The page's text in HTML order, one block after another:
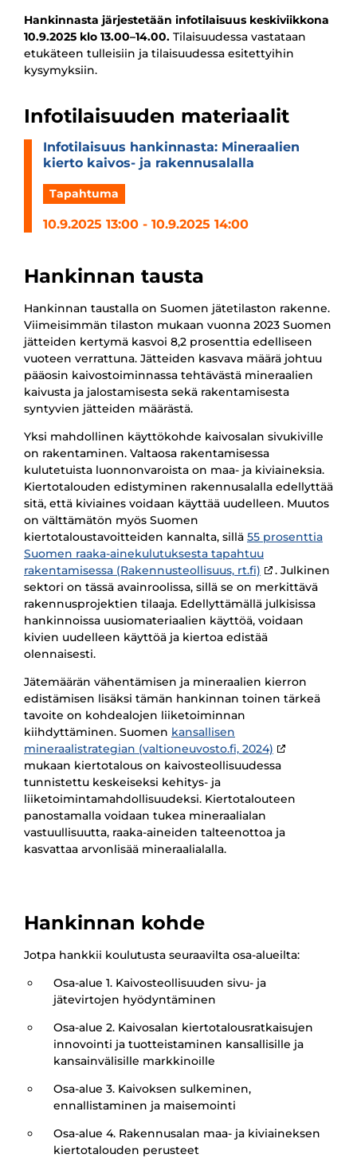
Hankinnasta järjestetään infotilaisuus keskiviikkona
10.9.2025 klo 13.00–14.00. Tilaisuudessa vastataan
etukäteen tulleisiin ja tilaisuudessa esitettyihin
kysymyksiin.
Infotilaisuuden materiaalit
Info­ti­lai­suus han­kin­nasta: Mine­raa­lien
kierto kaivos-​​​ ja raken­nusa­lalla
Tapahtuma
10.9.2025 13:00 - 10.9.2025 14:00
Hankinnan tausta
Hankinnan taustalla on Suomen jätetilaston rakenne.
Viimeisimmän tilaston mukaan vuonna 2023 Suomen
jätteiden kertymä kasvoi 8,2 prosenttia edelliseen
vuoteen verrattuna. Jätteiden kasvava määrä johtuu
pääosin kaivostoiminnassa tehtävästä mineraalien
kaivusta ja jalostamisesta sekä rakentamisesta
syntyvien jätteiden määrästä.
Yksi mahdollinen käyttökohde kaivosalan sivukiville
on rakentaminen. Valtaosa rakentamisessa
kulutetuista luonnonvaroista on maa- ja kiviaineksia.
Kiertotalouden edistyminen rakennusalalla edellyttää
sitä, että kiviaines voidaan käyttää uudelleen. Muutos
on välttämätön myös Suomen
kiertotaloustavoitteiden kannalta, sillä 55 prosenttia
Suomen raaka-ainekulutuksesta tapahtuu
rakentamisessa (Rakennusteollisuus, rt.fi)
. Julkinen
sektori on tässä avainroolissa, sillä se on merkittävä
rakennusprojektien tilaaja. Edellyttämällä julkisissa
hankinnoissa uusiomateriaalien käyttöä, voidaan
kivien uudelleen käyttöä ja kiertoa edistää
olennaisesti.
Jätemäärän vähentämisen ja mineraalien kierron
edistämisen lisäksi tämän hankinnan toinen tärkeä
tavoite on kohdealojen liiketoiminnan
kiihdyttäminen. Suomen kansallisen
mineraalistrategian (valtioneuvosto.fi, 2024)
mukaan kiertotalous on kaivosteollisuudessa
tunnistettu keskeiseksi kehitys- ja
liiketoimintamahdollisuudeksi. Kiertotalouteen
panostamalla voidaan tukea mineraalialan
vastuullisuutta, raaka-aineiden talteenottoa ja
kasvattaa arvonlisää mineraalialalla.
Hankinnan kohde
Jotpa hankkii koulutusta seuraavilta osa-alueilta:
Osa-alue 1. Kaivosteollisuuden sivu- ja
jätevirtojen hyödyntäminen
Osa-alue 2. Kaivosalan kiertotalousratkaisujen
innovointi ja tuotteistaminen kansallisille ja
kansainvälisille markkinoille
Osa-alue 3. Kaivoksen sulkeminen,
ennallistaminen ja maisemointi
Osa-alue 4. Rakennusalan maa- ja kiviaineksen
kiertotalouden perusteet